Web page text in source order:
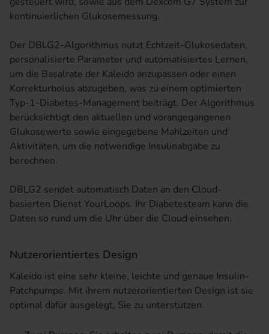
kontinuierlichen Glukosemessung.
Der DBLG2-Algorithmus nutzt Echtzeit-Glukosedaten,
personalisierte Parameter und automatisiertes Lernen,
um die Basalrate der Kaleido anzupassen oder einen
Korrekturbolus abzugeben, was zu einem optimierten
Typ-1-Diabetes-Management beiträgt. Der Algorithmus
berücksichtigt den aktuellen und vorangegangenen
Glukosewerte sowie eingegebene Mahlzeiten und
Aktivitäten, um die notwendige Insulinabgabe zu
berechnen.
DBLG2 sendet automatisch Daten an den Cloud-
basierten Dienst YourLoops. Ihr Diabetesteam kann die
Daten so rund um die Uhr über die Cloud einsehen.
Nutzerorientiertes Design
Kaleido ist eine sehr kleine, leichte und genaue Insulin-
Patchpumpe. Mit ihrem nutzerorientierten Design ist sie
optimal dafür ausgelegt, Sie zu unterstützen.